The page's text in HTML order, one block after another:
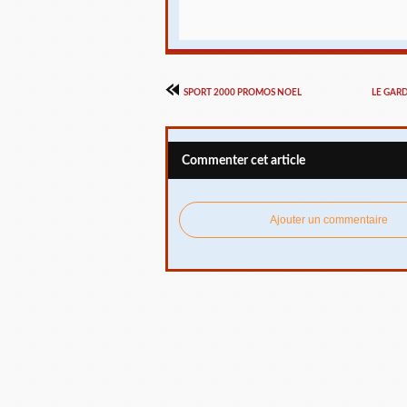
SPORT 2000 PROMOS NOEL LE
Commenter cet article
Ajouter un commentaire